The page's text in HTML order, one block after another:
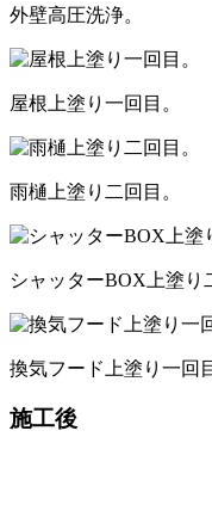
外壁高圧洗浄。
屋根上塗り一回目。
雨樋上塗り二回目。
シャッターBOX上塗り
換気フード上塗り一回
施工後